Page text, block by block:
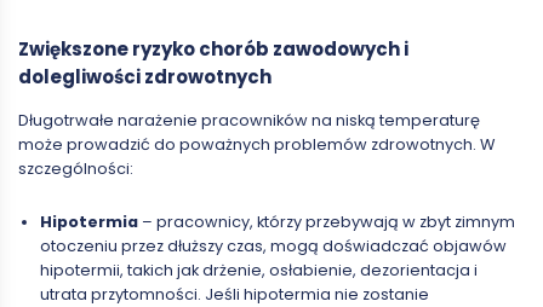
Zwiększone ryzyko chorób zawodowych i
dolegliwości zdrowotnych
Długotrwałe narażenie pracowników na niską temperaturę
może prowadzić do poważnych problemów zdrowotnych. W
szczególności:
Hipotermia– pracownicy, którzy przebywają w zbyt zimnym
otoczeniu przez dłuższy czas, mogą doświadczać objawów
hipotermii, takich jak drżenie, osłabienie, dezorientacja i
utrata przytomności. Jeśli hipotermia nie zostanie